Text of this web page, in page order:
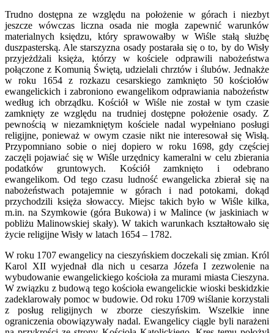
Trudno dostępna ze względu na położenie w górach i niezbyt
jeszcze wówczas liczna osada nie mogła zapewnić warunków
materialnych księdzu, który sprawowałby w Wiśle stałą służbę
duszpasterską. Ale starszyzna osady postarała się o to, by do Wisły
przyjeżdżali księża, którzy w kościele odprawili nabożeństwa
połączone z Komunią Świętą, udzielali chrztów i ślubów. Jednakże
w roku 1654 z rozkazu cesarskiego zamknięto 50 kościołów
ewangelickich i zabroniono ewangelikom odprawiania nabożeństw
według ich obrządku. Kościół w Wiśle nie został w tym czasie
zamknięty ze względu na trudniej dostępne położenie osady. Z
pewnością w niezamkniętym kościele nadal wypełniano posługi
religijne, ponieważ w owym czasie nikt nie interesował się Wisłą.
Przypomniano sobie o niej dopiero w roku 1698, gdy częściej
zaczęli pojawiać się w Wiśle urzędnicy kameralni w celu zbierania
podatków gruntowych. Kościół zamknięto i odebrano
ewangelikom. Od tego czasu ludność ewangelicka zbierał się na
nabożeństwach potajemnie w górach i nad potokami, dokąd
przychodzili księża słowaccy. Miejsc takich było w Wiśle kilka,
m.in. na Szymkowie (góra Bukowa) i w Malince (w jaskiniach w
pobliżu Malinowskiej skały). W takich warunkach kształtowało się
życie religijne Wisły w latach 1654 – 1782.
W roku 1707 ewangelicy na cieszyńskiem doczekali się zmian. Król
Karol XII wyjednał dla nich u cesarza Józefa I zezwolenie na
wybudowanie ewangelickiego kościoła za murami miasta Cieszyna.
W związku z budową tego kościoła ewangelickie wioski beskidzkie
zadeklarowały pomoc w budowie. Od roku 1709 wiślanie korzystali
z posług religijnych w zborze cieszyńskim. Wszelkie inne
ograniczenia obowiązywały nadal. Ewangelicy ciągle byli narażeni